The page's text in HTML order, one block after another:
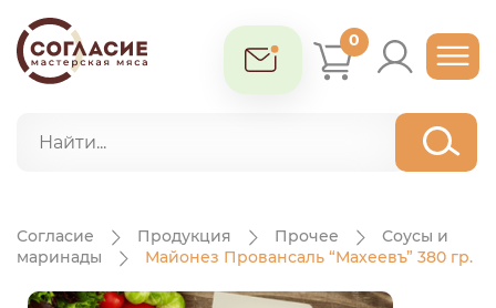
0
Согласие Продукция Прочее
Соусы и
маринады
Майонез Провансаль “Махеевъ” 380 гр.